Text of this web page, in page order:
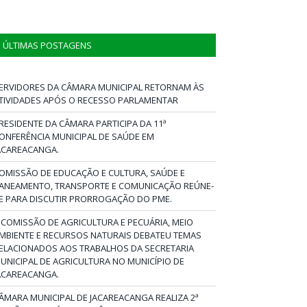
ÚLTIMAS POSTAGENS
DA CÂMARA MUNICIPAL RETORNAM ÀS
APÓS O RECESSO PARLAMENTAR
DA CÂMARA PARTICIPA DA 11ª
MUNICIPAL DE SAÚDE EM
DE EDUCAÇÃO E CULTURA, SAÚDE E
TRANSPORTE E COMUNICAÇÃO REÚNE-
PARA DISCUTIR PRORROGAÇÃO DO PME.
DE AGRICULTURA E PECUÁRIA, MEIO
E RECURSOS NATURAIS DEBATEU TEMAS
AOS TRABALHOS DA SECRETARIA
DE AGRICULTURA NO MUNICÍPIO DE
MUNICIPAL DE JACAREACANGA REALIZA 2ª